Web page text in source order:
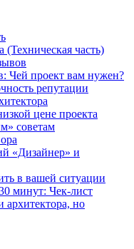
часть)
Чей проект вам нужен?
репутации
цене проекта
советам
«Дизайнер» и
в вашей ситуации
минут: Чек-лист
архитектора, но